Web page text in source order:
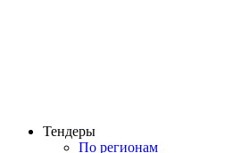
Тендеры
По регионам